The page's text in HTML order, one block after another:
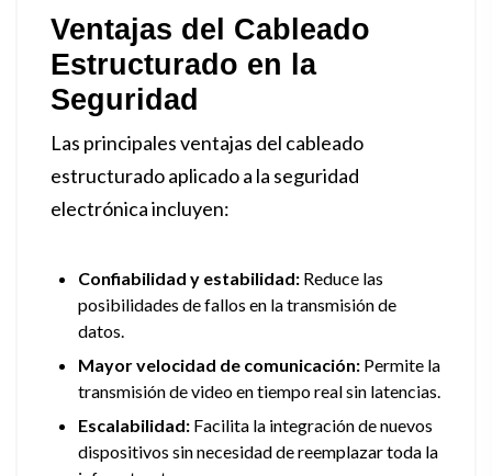
Ventajas del Cableado
Estructurado en la
Seguridad
Las principales ventajas del cableado
estructurado aplicado a la seguridad
electrónica incluyen:
Confiabilidad y estabilidad: Reduce las
posibilidades de fallos en la transmisión de
datos.
Mayor velocidad de comunicación: Permite la
transmisión de video en tiempo real sin latencias.
Escalabilidad: Facilita la integración de nuevos
dispositivos sin necesidad de reemplazar toda la